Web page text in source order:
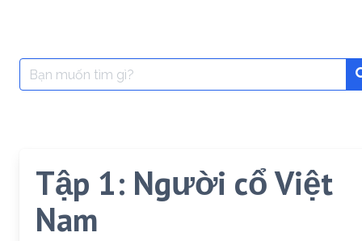
Search
for:
Tập 1: Người cổ Việt
Nam